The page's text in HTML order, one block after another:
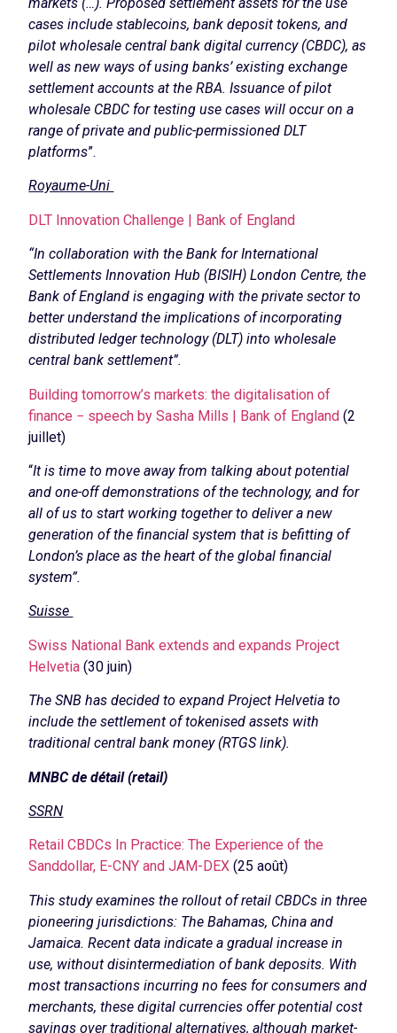
cases include stablecoins, bank deposit tokens, and
pilot wholesale central bank digital currency (CBDC), as
well as new ways of using banks’ existing exchange
settlement accounts at the RBA. Issuance of pilot
wholesale CBDC for testing use cases will occur on a
range of private and public-permissioned DLT
platforms”.
Royaume-Uni
DLT Innovation Challenge | Bank of England
“In collaboration with the Bank for International
Settlements Innovation Hub (BISIH) London Centre, the
Bank of England is engaging with the private sector to
better understand the implications of incorporating
distributed ledger technology (DLT) into wholesale
central bank settlement”.
Building tomorrow’s markets: the digitalisation of
finance − speech by Sasha Mills | Bank of England (2
juillet)
“It is time to move away from talking about potential
and one-off demonstrations of the technology, and for
all of us to start working together to deliver a new
generation of the financial system that is befitting of
London’s place as the heart of the global financial
system”.
Suisse
Swiss National Bank extends and expands Project
Helvetia (30 juin)
The SNB has decided to expand Project Helvetia to
include the settlement of tokenised assets with
traditional central bank money (RTGS link).
MNBC de détail (retail)
SSRN
Retail CBDCs In Practice: The Experience of the
Sanddollar, E-CNY and JAM-DEX (25 août)
This study examines the rollout of retail CBDCs in three
pioneering jurisdictions: The Bahamas, China and
Jamaica. Recent data indicate a gradual increase in
use, without disintermediation of bank deposits. With
most transactions incurring no fees for consumers and
merchants, these digital currencies offer potential cost
savings over traditional alternatives, although market-